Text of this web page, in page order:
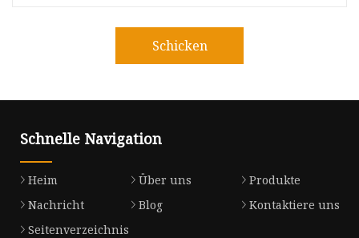
Schicken
Schnelle Navigation
Heim Über uns
Produkte
Nachricht
Blog
Kontaktiere uns
Seitenverzeichnis